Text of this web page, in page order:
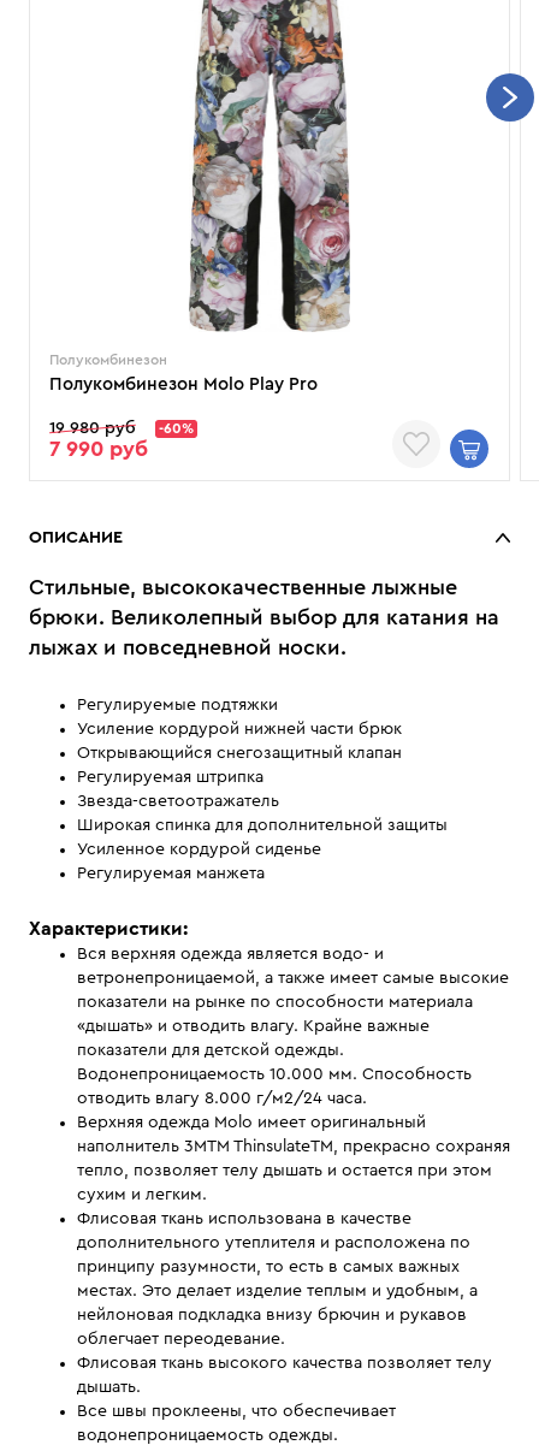
Полукомбинезон
Полукомбинезон Molo Play Pro
19 980 руб -60%
7 990 руб
ОПИСАНИЕ
Стильные, высококачественные лыжные
брюки. Великолепный выбор для катания на
лыжах и повседневной носки.
Регулируемые подтяжки
Усиление кордурой нижней части брюк
Открывающийся снегозащитный клапан
Регулируемая штрипка
Звезда-светоотражатель
Широкая спинка для дополнительной защиты
Усиленное кордурой сиденье
Регулируемая манжета
Характеристики:
Вся верхняя одежда является водо- и
ветронепроницаемой, а также имеет самые высокие
показатели на рынке по способности материала
«дышать» и отводить влагу. Крайне важные
показатели для детской одежды.
Водонепроницаемость 10.000 мм. Способность
отводить влагу 8.000 г/м2/24 часа.
Верхняя одежда Molo имеет оригинальный
наполнитель 3MTM ThinsulateTM, прекрасно сохраняя
тепло, позволяет телу дышать и остается при этом
сухим и легким.
Флисовая ткань использована в качестве
дополнительного утеплителя и расположена по
принципу разумности, то есть в самых важных
местах. Это делает изделие теплым и удобным, а
нейлоновая подкладка внизу брючин и рукавов
облегчает переодевание.
Флисовая ткань высокого качества позволяет телу
дышать.
Все швы проклеены, что обеспечивает
водонепроницаемость одежды.